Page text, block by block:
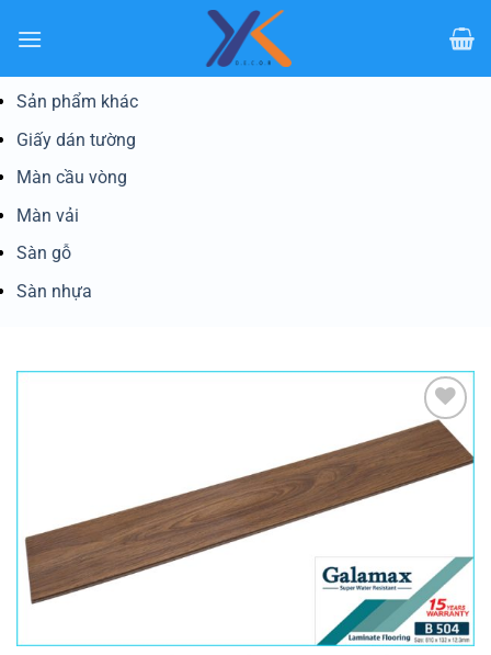
qua
dungSản phẩm khác
Giấy dán tường
Màn cầu vòng
Màn vải
Sàn gỗ
Sàn nhựa
Yêu
thích